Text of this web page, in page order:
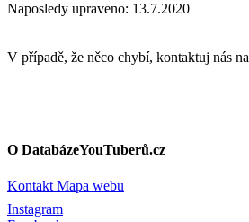
Naposledy upraveno: 13.7.2020
V případě, že něco chybí, kontaktuj nás na
O DatabázeYouTuberů.cz
Kontakt Mapa webu
Instagram